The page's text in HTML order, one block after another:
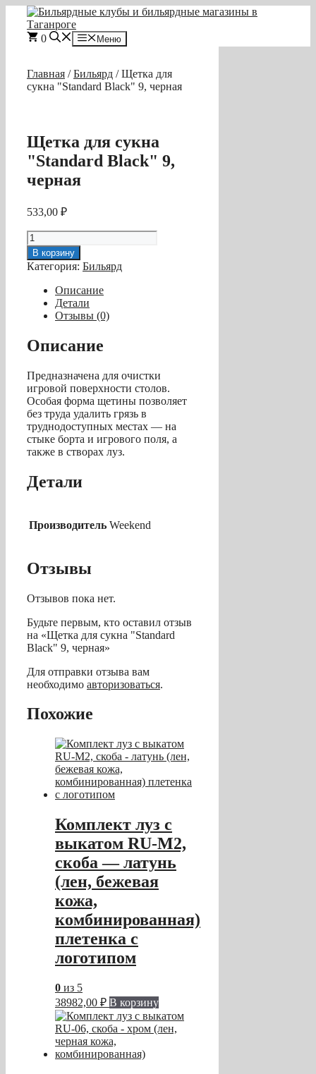
Перейти
содержимому
0 Меню
Главная /Бильярд / Щетка для
сукна "Standard Black" 9, черная
Щетка для сукна
"Standard Black" 9,
черная
533,00 ₽
Количество
товара
Щетка
для
сукна
"Standard
Black"
черная
В корзину
Категория: Бильярд
Описание
Детали
Отзывы (0)
Описание
Предназначена для очистки
игровой поверхности столов.
Особая форма щетины позволяет
без труда удалить грязь в
труднодоступных местах — на
стыке борта и игрового поля, а
также в створах луз.
Детали
Производитель Weekend
Отзывы
Отзывов пока нет.
Будьте первым, кто оставил отзыв
на «Щетка для сукна "Standard
Black" 9, черная»
Для отправки отзыва вам
необходимо авторизоваться.
Похожие
Комплект луз с
выкатом RU-M2,
скоба — латунь
(лен, бежевая
кожа,
комбинированная)
плетенка с
логотипом
0 из 5
38982,00 ₽ В корзину